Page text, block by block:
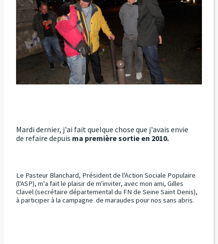
Mardi dernier, j'ai fait quelque chose que j'avais envie
de refaire depuis ma première sortie en 2010.
Le Pasteur Blanchard, Président de l'Action Sociale Populaire
(l'ASP), m'a fait le plaisir de m'inviter, avec mon ami, Gilles
Clavel (secrétaire départemental du FN de Seine Saint Denis),
à participer à la campagne de maraudes pour nos sans abris.